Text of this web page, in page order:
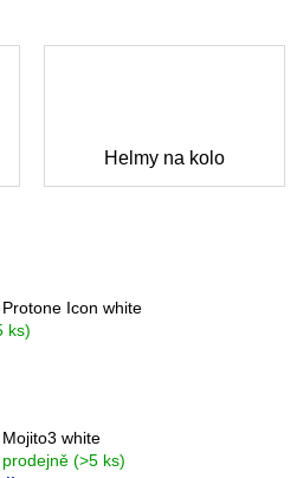
Helmy na kolo
Icon white
ks)
white
(>5 ks)